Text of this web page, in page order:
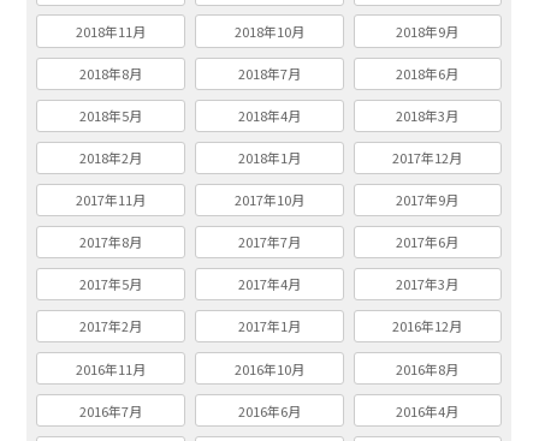
2018年11月 2018年10月 2018年9月
2018年8月 2018年7月 2018年6月
2018年5月 2018年4月 2018年3月
2018年2月 2018年1月 2017年12月
2017年11月 2017年10月 2017年9月
2017年8月 2017年7月 2017年6月
2017年5月 2017年4月 2017年3月
2017年2月 2017年1月 2016年12月
2016年11月 2016年10月 2016年8月
2016年7月 2016年6月 2016年4月